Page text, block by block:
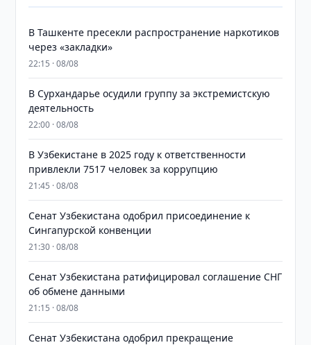
В Ташкенте пресекли распространение наркотиков
через «закладки»
22:15 · 08/08
В Сурхандарье осудили группу за экстремистскую
деятельность
22:00 · 08/08
В Узбекистане в 2025 году к ответственности
привлекли 7517 человек за коррупцию
21:45 · 08/08
Сенат Узбекистана одобрил присоединение к
Сингапурской конвенции
21:30 · 08/08
Сенат Узбекистана ратифицировал соглашение СНГ
об обмене данными
21:15 · 08/08
Сенат Узбекистана одобрил прекращение